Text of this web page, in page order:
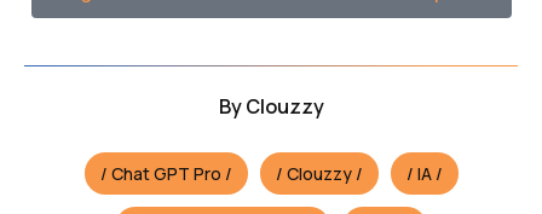
ByClouzzy
Chat GPT Pro Clouzzy IA